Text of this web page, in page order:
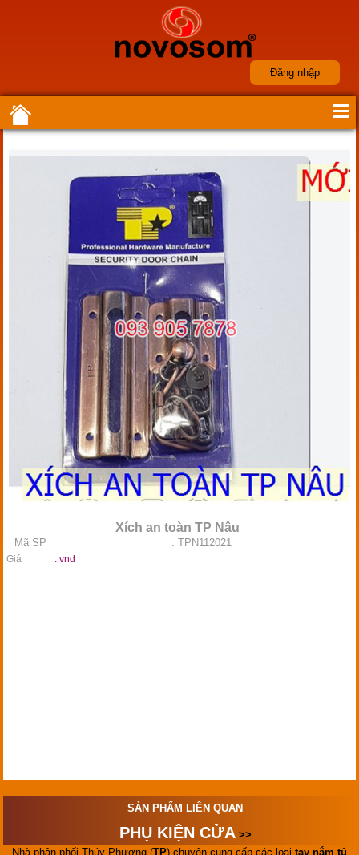
Đăng nhập
Xích an toàn TP Nâu
Mã SP : TPN112021
Giá :vnd
SẢN PHẨM LIÊN QUAN
PHỤ KIỆN CỬA>>
Nhà phân phối Thúy Phương (TP) chuyên cung cấp các loại tay nắm tủ